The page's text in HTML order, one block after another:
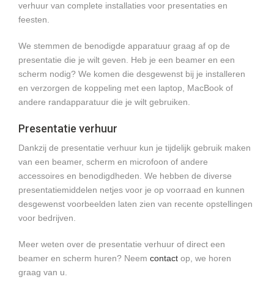
verhuur van complete installaties voor presentaties en
feesten.
We stemmen de benodigde apparatuur graag af op de
presentatie die je wilt geven. Heb je een beamer en een
scherm nodig? We komen die desgewenst bij je installeren
en verzorgen de koppeling met een laptop, MacBook of
andere randapparatuur die je wilt gebruiken.
Presentatie verhuur
Dankzij de presentatie verhuur kun je tijdelijk gebruik maken
van een beamer, scherm en microfoon of andere
accessoires en benodigdheden. We hebben de diverse
presentatiemiddelen netjes voor je op voorraad en kunnen
desgewenst voorbeelden laten zien van recente opstellingen
voor bedrijven.
Meer weten over de presentatie verhuur of direct een
beamer en scherm huren? Neem contact op, we horen
graag van u.